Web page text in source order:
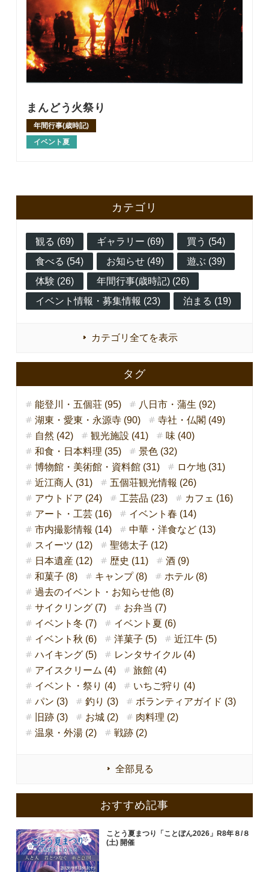
まんどう火祭り
年間行事(歳時記)
イベント夏
カテゴリ
観る (69) ギャラリー (69)
買う (54)
食べる (54)
お知らせ (49)
遊ぶ (39)
体験 (26)
年間行事(歳時記) (26)
イベント情報・募集情報 (23)
泊まる (19)
カテゴリ全てを表示
タグ
能登川・五個荘 (95)
八日市・蒲生 (92)
湖東・愛東・永源寺 (90)
寺社・仏閣 (49)
自然 (42)
観光施設 (41)
味 (40)
和食・日本料理 (35)
景色 (32)
博物館・美術館・資料館 (31)
ロケ地 (31)
近江商人 (31)
五個荘観光情報 (26)
アウトドア (24)
工芸品 (23)
カフェ (16)
アート・工芸 (16)
イベント春 (14)
市内撮影情報 (14)
中華・洋食など (13)
スイーツ (12)
聖徳太子 (12)
日本遺産 (12)
歴史 (11)
酒 (9)
和菓子 (8)
キャンプ (8)
ホテル (8)
過去のイベント・お知らせ他 (8)
サイクリング (7)
お弁当 (7)
イベント冬 (7)
イベント夏 (6)
イベント秋 (6)
洋菓子 (5)
近江牛 (5)
ハイキング (5)
レンタサイクル (4)
アイスクリーム (4)
旅館 (4)
イベント・祭り (4)
いちご狩り (4)
パン (3)
釣り (3)
ボランティアガイド (3)
旧跡 (3)
お城 (2)
肉料理 (2)
温泉・外湯 (2)
戦跡 (2)
全部見る
おすすめ記事
ことう夏まつり「ことぼん2026」R8年８/８
(土) 開催